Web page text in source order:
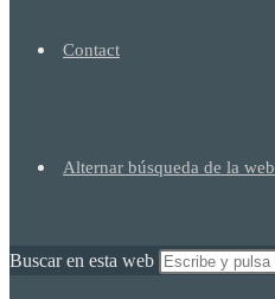
Contact
Alternar búsqueda de la web
Buscar en esta web